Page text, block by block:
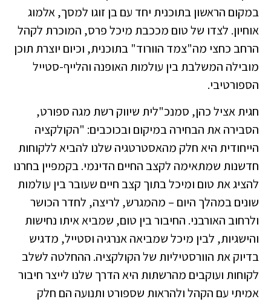
במקום הראשון בתוכנית יחד עם בן זוגו למסך, אלמוג
אוחיון. לצדו של טום מככבת מיכל פרס, המוכרת לקהל
הרחב כחצי מה"צמד הוורוד" בתוכנית, וכיום יוצרת תוכן
מובילה המשלבת בין עולמות האופנה והלייף-סטייל
הספורטיבי.
חגית אציל כהן, סמנכ"לית שיווק רשת מגה ספורט,
הסבירה את הבחירה במיקום ובכוכבים: "הקולקציה
הייחודית היא חלק מהאסטרטגיה שלנו להביא ללקוחות
חדשנות שמתאימה לקצב החיים הדינמי. בקמפיין בחרנו
להציג את טום ומיכל בתוך קצב חיים שעובר בין עולמות
שונים במהלך היום – מהמגרש, לריצה, לחדר הכושר
ולרחוב האורבני. החיבור בין טום, שמביא איתו נחישות
והישגיות, לבין מיכל שמביאה אנרגיה וסטייל, מדגיש
בדיוק את הוורסטיליות של הקולקציה. ההחלטה לשלב
לקוחות ועוקבים מהרשתות היא הדרך שלנו לייצר חיבור
אמיתי עם הקהל ולהראות שספורט ותנועה הם חלק